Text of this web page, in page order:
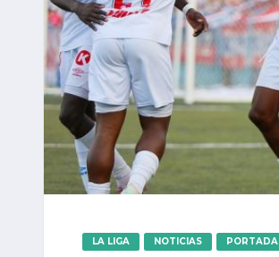
LA LIGA NOTICIAS PORTADA